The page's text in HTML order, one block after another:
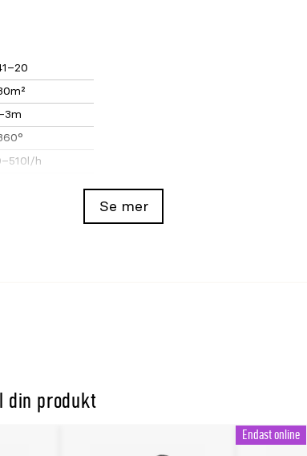
h
under mark och stiger upp när
och sektor med ytans form. Sprinkler med
Se mer
din produkt
Endast online